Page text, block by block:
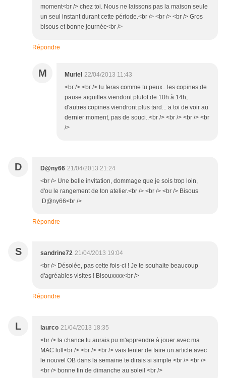
moment<br /> chez toi. Nous ne laissons pas la maison seule
un seul instant durant cette période.<br /> <br /> <br /> Gros
bisous et bonne journée<br />
Répondre
M Muriel 22/04/2013 11:43
<br /> <br /> tu feras comme tu peux.. les copines de
pause aiguilles viendont plutot de 10h à 14h,
d'autres copines viendront plus tard... a toi de voir au
dernier moment, pas de souci..<br /> <br /> <br /> <br
/>
D D@ny66 21/04/2013 21:24
<br /> Une belle invitation, dommage que je sois trop loin,
d'ou le rangement de ton atelier.<br /> <br /> <br /> Bisous
D@ny66<br />
Répondre
S sandrine72 21/04/2013 19:04
<br /> Désolée, pas cette fois-ci ! Je te souhaite beaucoup
d'agréables visites ! Bisouxxxx<br />
Répondre
L laurco 21/04/2013 18:35
<br /> la chance tu aurais pu m'apprendre à jouer avec ma
MAC loll<br /> <br /> <br /> vais tenter de faire un article avec
le nouvel OB dans la semaine te dirais si simple <br /> <br />
<br /> bonne fin de dimanche au soleil <br />